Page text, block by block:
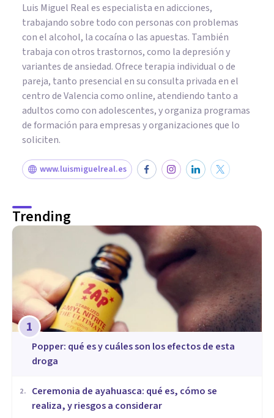
Luis Miguel Real es especialista en adicciones,
trabajando sobre todo con personas con problemas
con el alcohol, la cocaína o las apuestas. También
trabaja con otros trastornos, como la depresión y
variantes de ansiedad. Ofrece terapia individual o de
pareja, tanto presencial en su consulta privada en el
centro de Valencia como online, atendiendo tanto a
adultos como con adolescentes, y organiza programas
de formación para empresas y organizaciones que lo
soliciten.
www.luismiguelreal.es
Trending
1
Popper: qué es y cuáles son los efectos de esta
droga
2.
Ceremonia de ayahuasca: qué es, cómo se
realiza, y riesgos a considerar